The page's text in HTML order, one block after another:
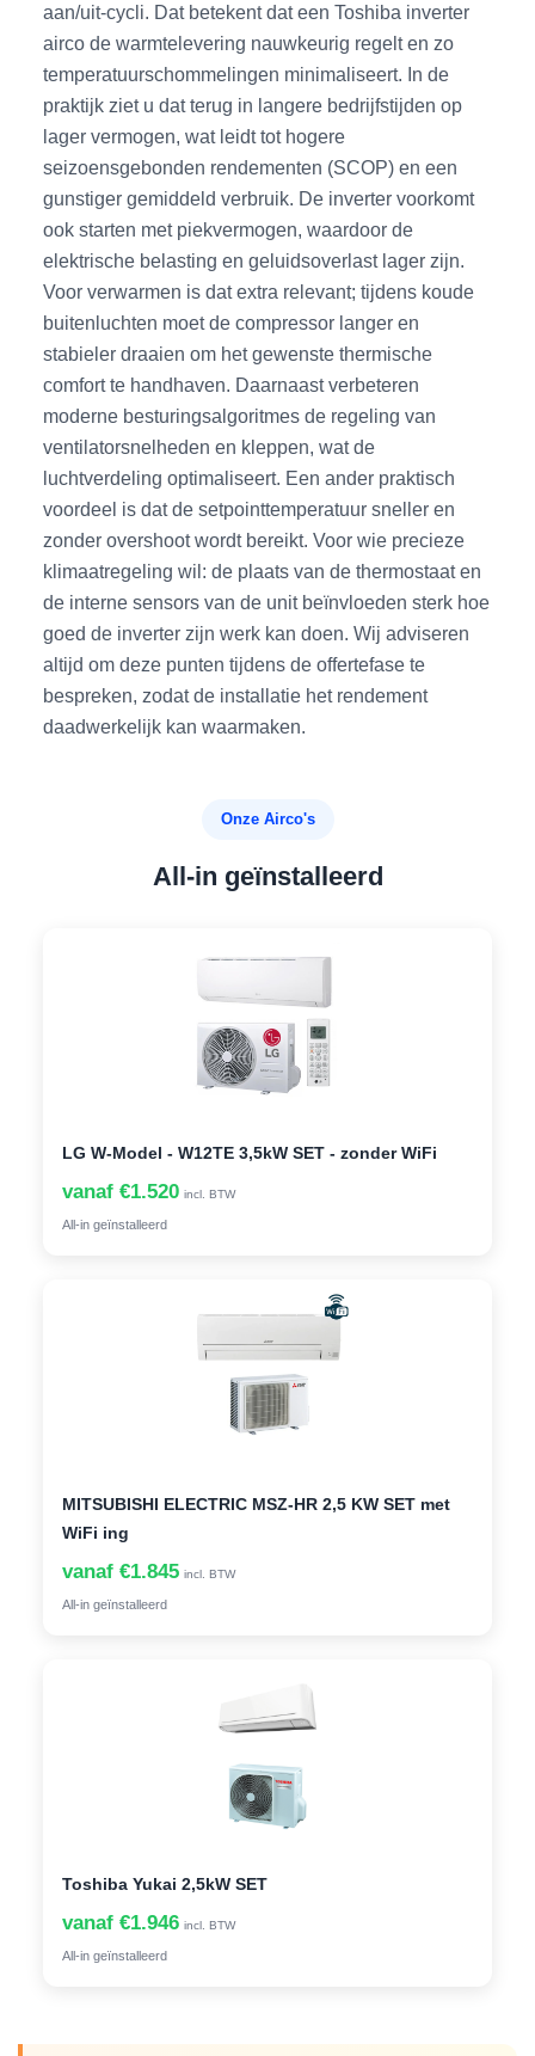
aan/uit-cycli. Dat betekent dat een Toshiba inverter
airco de warmtelevering nauwkeurig regelt en zo
temperatuurschommelingen minimaliseert. In de
praktijk ziet u dat terug in langere bedrijfstijden op
lager vermogen, wat leidt tot hogere
seizoensgebonden rendementen (SCOP) en een
gunstiger gemiddeld verbruik. De inverter voorkomt
ook starten met piekvermogen, waardoor de
elektrische belasting en geluidsoverlast lager zijn.
Voor verwarmen is dat extra relevant; tijdens koude
buitenluchten moet de compressor langer en
stabieler draaien om het gewenste thermische
comfort te handhaven. Daarnaast verbeteren
moderne besturingsalgoritmes de regeling van
ventilatorsnelheden en kleppen, wat de
luchtverdeling optimaliseert. Een ander praktisch
voordeel is dat de setpointtemperatuur sneller en
zonder overshoot wordt bereikt. Voor wie precieze
klimaatregeling wil: de plaats van de thermostaat en
de interne sensors van de unit beïnvloeden sterk hoe
goed de inverter zijn werk kan doen. Wij adviseren
altijd om deze punten tijdens de offertefase te
bespreken, zodat de installatie het rendement
daadwerkelijk kan waarmaken.
Onze Airco's
All-in geïnstalleerd
LG W-Model - W12TE 3,5kW SET - zonder WiFi
vanaf €1.520 incl. BTW
All-in geïnstalleerd
MITSUBISHI ELECTRIC MSZ-HR 2,5 KW SET met
WiFi ing
vanaf €1.845 incl. BTW
All-in geïnstalleerd
Toshiba Yukai 2,5kW SET
vanaf €1.946 incl. BTW
All-in geïnstalleerd